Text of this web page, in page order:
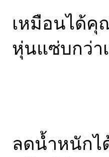
เหมือนได้
หุ่นแซ่บกว่า
ลดน้ำหนัก